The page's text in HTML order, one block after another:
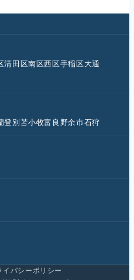
清田区南区西区手稲区大通
登別苫小牧富良野余市石狩
イバシーポリシー